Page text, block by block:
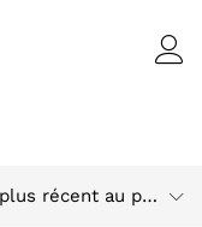
Tri du plus récent au plus ancien